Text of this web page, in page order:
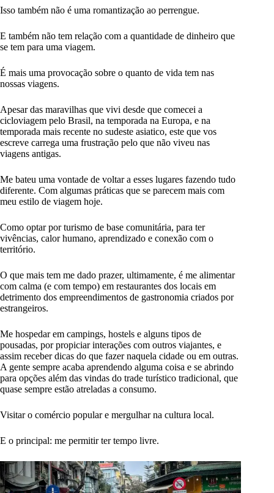
Isso também não é uma romantização ao perrengue.
E também não tem relação com a quantidade de dinheiro que
se tem para uma viagem.
É mais uma provocação sobre o quanto de vida tem nas
nossas viagens.
Apesar das maravilhas que vivi desde que comecei a
cicloviagem pelo Brasil, na temporada na Europa, e na
temporada mais recente no sudeste asiatico, este que vos
escreve carrega uma frustração pelo que não viveu nas
viagens antigas.
Me bateu uma vontade de voltar a esses lugares fazendo tudo
diferente. Com algumas práticas que se parecem mais com
meu estilo de viagem hoje.
Como optar por turismo de base comunitária, para ter
vivências, calor humano, aprendizado e conexão com o
território.
O que mais tem me dado prazer, ultimamente, é me alimentar
com calma (e com tempo) em restaurantes dos locais em
detrimento dos empreendimentos de gastronomia criados por
estrangeiros.
Me hospedar em campings, hostels e alguns tipos de
pousadas, por propiciar interações com outros viajantes, e
assim receber dicas do que fazer naquela cidade ou em outras.
A gente sempre acaba aprendendo alguma coisa e se abrindo
para opções além das vindas do trade turístico tradicional, que
quase sempre estão atreladas a consumo.
Visitar o comércio popular e mergulhar na cultura local.
E o principal: me permitir ter tempo livre.